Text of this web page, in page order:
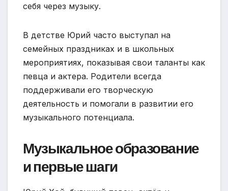
себя через музыку.
В детстве Юрий часто выступал на
семейных праздниках и в школьных
мероприятиях, показывая свои таланты как
певца и актера. Родители всегда
поддерживали его творческую
деятельность и помогали в развитии его
музыкального потенциала.
Музыкальное образование
и первые шаги